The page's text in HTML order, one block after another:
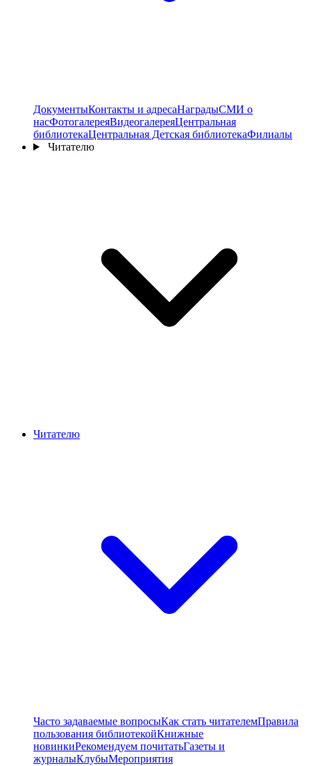
ДокументыКонтакты и адресаНаградыСМИ о
насФотогалереяВидеогалереяЦентральная
библиотекаЦентральная Детская библиотекаФилиалы
Читателю
Читателю
Часто задаваемые вопросыКак стать читателемПравила
пользования библиотекойКнижные
новинкиРекомендуем почитатьГазеты и
журналыКлубыМероприятия